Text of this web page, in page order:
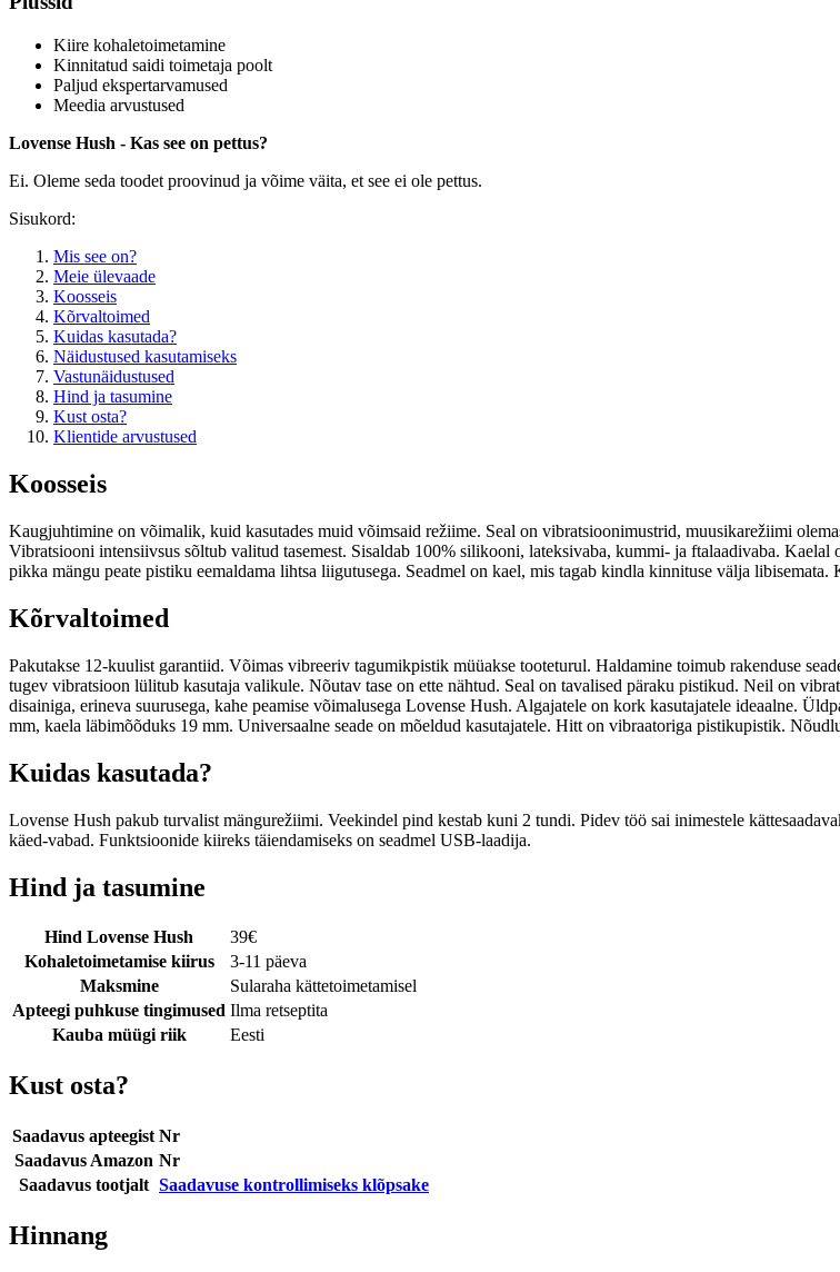
Kiire kohaletoimetamine
Kinnitatud saidi toimetaja poolt
Paljud ekspertarvamused
Meedia arvustused
Lovense Hush - Kas see on pettus?
Ei. Oleme seda toodet proovinud ja võime väita, et see ei ole pettus.
Sisukord:
Mis see on?
Meie ülevaade
Koosseis
Kõrvaltoimed
Kuidas kasutada?
Näidustused kasutamiseks
Vastunäidustused
Hind ja tasumine
Kust osta?
Klientide arvustused
Koosseis
Kaugjuhtimine on võimalik, kuid kasutades muid võimsaid režiime. Seal on vibratsioonimustrid, muusikarežiimi
Vibratsiooni intensiivsus sõltub valitud tasemest. Sisaldab 100% silikooni, lateksivaba, kummi- ja ftalaadivaba.
pikka mängu peate pistiku eemaldama lihtsa liigutusega. Seadmel on kael, mis tagab kindla kinnituse välja libisemata.
Kõrvaltoimed
Pakutakse 12-kuulist garantiid. Võimas vibreeriv tagumikpistik müüakse tooteturul. Haldamine toimub rakenduse
tugev vibratsioon lülitub kasutaja valikule. Nõutav tase on ette nähtud. Seal on tavalised päraku pistikud. Neil on
disainiga, erineva suurusega, kahe peamise võimalusega Lovense Hush. Algajatele on kork kasutajatele ideaalne.
mm, kaela läbimõõduks 19 mm. Universaalne seade on mõeldud kasutajatele. Hitt on vibraatoriga pistikupistik.
Kuidas kasutada?
Lovense Hush pakub turvalist mängurežiimi. Veekindel pind kestab kuni 2 tundi. Pidev töö sai inimestele
käed-vabad. Funktsioonide kiireks täiendamiseks on seadmel USB-laadija.
Hind ja tasumine
Hind Lovense Hush 39€
Kohaletoimetamise kiirus
3-11 päeva
Maksmine
Sularaha kättetoimetamisel
Apteegi puhkuse tingimused Ilma retseptita
Kauba müügi riik
Eesti
Kust osta?
Saadavus apteegist Nr
Saadavus Amazon Nr
Saadavus tootjalt Saadavuse kontrollimiseks klõpsake
Hinnang